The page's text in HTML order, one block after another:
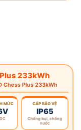
233kWh
Chess Plus 233kWh
MỨC CẤP BẢO VỆ
IP65
Chống bụi, chống
nước